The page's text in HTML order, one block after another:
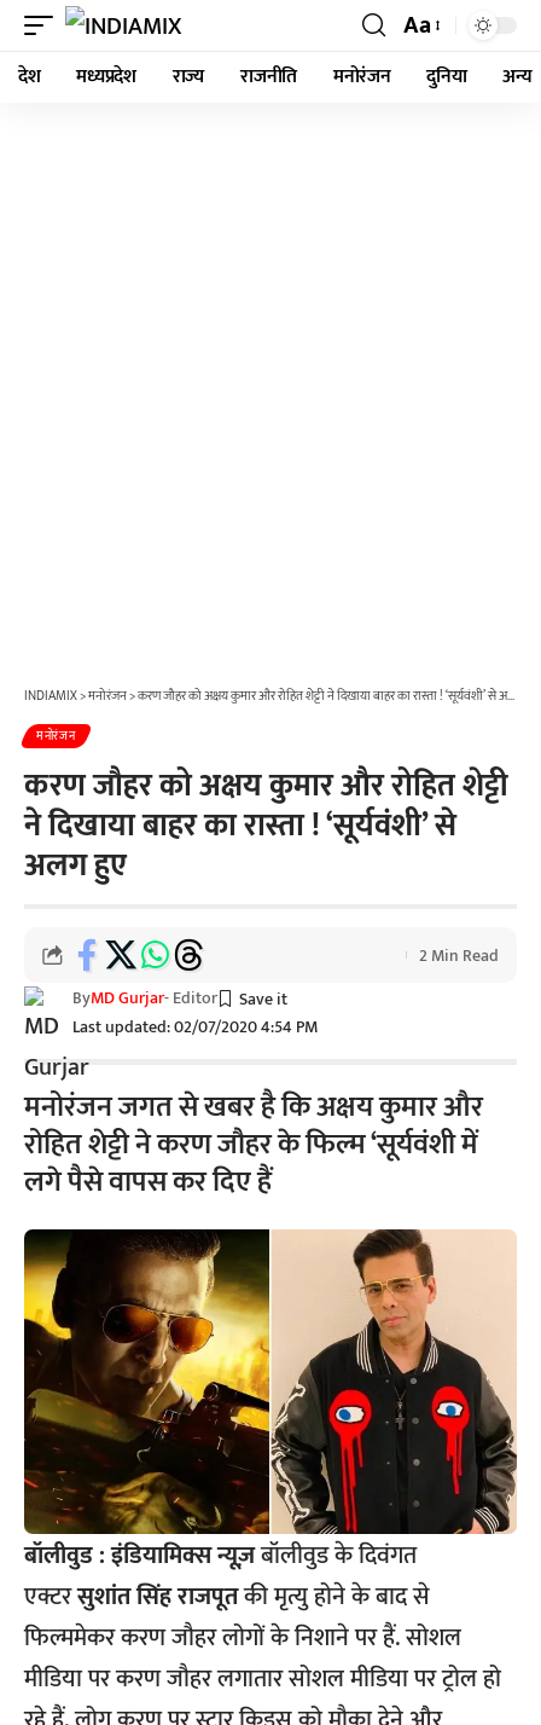
Aa
देश मध्यप्रदेश राज्य राजनीति मनोरंजन दुनिया अन्य
INDIAMIX>मनोरंजन>करण जौहर को अक्षय कुमार और रोहित शेट्टी ने दिखाया बाहर का रास्ता ! ‘सूर्यवंशी’ से अलग हुए
मनोरंजन
करण जौहर को अक्षय कुमार और रोहित शेट्टी
ने दिखाया बाहर का रास्ता ! ‘सूर्यवंशी’ से
अलग हुए
Last updated: 02/07/2020 4:54 PM
ByMD Gurjar- Editor
2 Min Read
मनोरंजन जगत से खबर है कि अक्षय कुमार और
रोहित शेट्टी ने करण जौहर के फिल्म ‘सूर्यवंशी में
लगे पैसे वापस कर दिए हैं
बॉलीवुड :इंडियामिक्स न्यूज़बॉलीवुड के दिवंगत
एक्टरसुशांत सिंह राजपूतकी मृत्यु होने के बाद से
फिल्ममेकर करण जौहर लोगों के निशाने पर हैं. सोशल
मीडिया पर करण जौहर लगातार सोशल मीडिया पर ट्रोल हो